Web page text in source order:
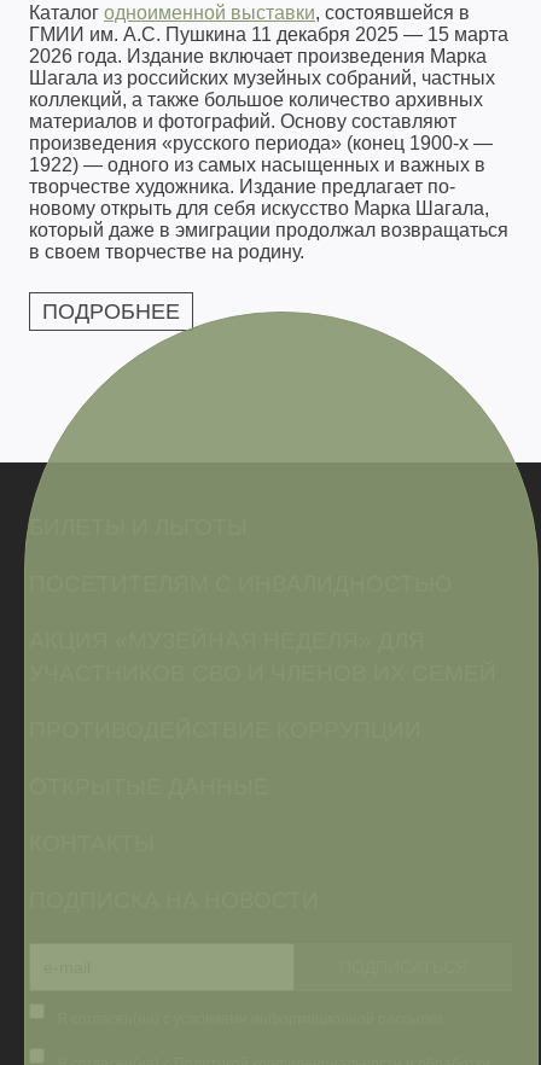
Каталог одноименной выставки, состоявшейся в
ГМИИ им. А.С. Пушкина 11 декабря 2025 — 15 марта
2026 года. Издание включает произведения Марка
Шагала из российских музейных собраний, частных
коллекций, а также большое количество архивных
материалов и фотографий. Основу составляют
произведения «русского периода» (конец 1900-х —
1922) — одного из самых насыщенных и важных в
творчестве художника. Издание предлагает по-
новому открыть для себя искусство Марка Шагала,
который даже в эмиграции продолжал возвращаться
в своем творчестве на родину.
ПОДРОБНЕЕ
БИЛЕТЫ И ЛЬГОТЫ